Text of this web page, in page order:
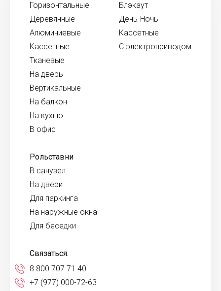
Горизонтальные
Деревянные
Алюминиевые
Кассетные
Тканевые
На дверь
Вертикальные
На балкон
На кухню
В офис
Блэкаут
День-Ночь
Кассетные
С электроприводом
Рольставни
В санузел
На двери
Для паркинга
На наружные окна
Для беседки
Связаться:
8 800 707 71 40
+7 (977) 000-72-63